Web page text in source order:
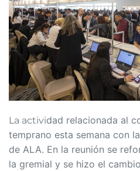
La actividad relacionada al
temprano esta semana con
de ALA. En la reunión se
la gremial y se hizo el